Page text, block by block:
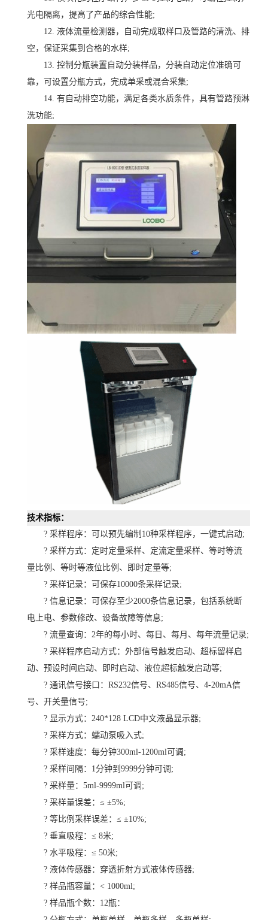
光电隔离，提高了产品的综合性能;
12. 液体流量检测器，自动完成取样口及管路的清洗、排
空，保证采集到合格的水样;
13. 控制分瓶装置自动分装样品，分装自动定位准确可
靠，可设置分瓶方式，完成单采或混合采集;
14. 有自动排空功能，满足各类水质条件，具有管路预淋
洗功能;
技术指标：
? 采样程序：可以预先编制10种采样程序，一键式启动;
? 采样方式：定时定量采样、定流定量采样、等时等流
量比例、等时等液位比例、即时定量等;
? 采样记录：可保存10000条采样记录;
? 信息记录：可保存至少2000条信息记录，包括系统断
电上电、参数修改、设备故障等信息;
? 流量查询：2年的每小时、每日、每月、每年流量记录;
? 采样程序启动方式：外部信号触发启动、超标留样启
动、预设时间启动、即时启动、液位超标触发启动等;
? 通讯信号接口：RS232信号、RS485信号、4-20mA信
号、开关量信号;
? 显示方式：240*128 LCD中文液晶显示器;
? 采样方式：蠕动泵吸入式;
? 采样速度：每分钟300ml-1200ml可调;
? 采样间隔：1分钟到9999分钟可调;
? 采样量：5ml-9999ml可调;
? 采样量误差：≤ ±5%;
? 等比例采样误差：≤ ±10%;
? 垂直吸程：≤ 8米;
? 水平吸程：≤ 50米;
? 液体传感器：穿透折射方式液体传感器;
? 样品瓶容量：< 1000ml;
? 样品瓶个数：12瓶：